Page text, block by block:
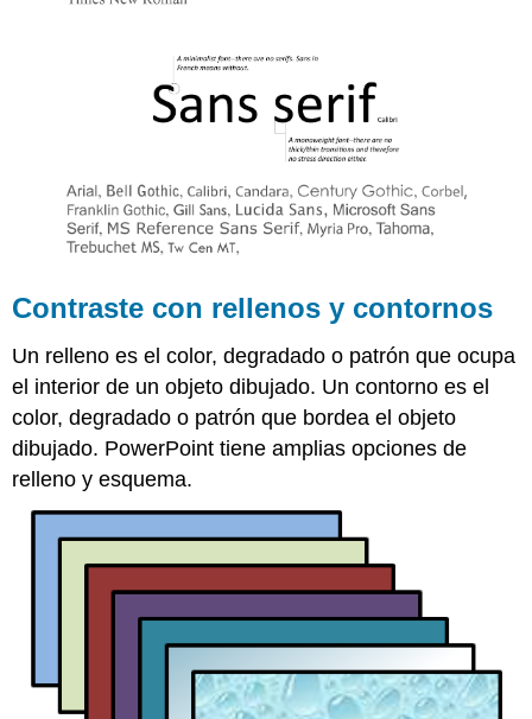
Contraste con rellenos y contornos
Un relleno es el color, degradado o patrón que ocupa
el interior de un objeto dibujado. Un contorno es el
color, degradado o patrón que bordea el objeto
dibujado. PowerPoint tiene amplias opciones de
relleno y esquema.